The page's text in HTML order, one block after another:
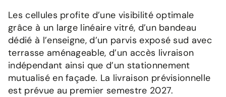
Les cellules profite d’une visibilité optimale
grâce à un large linéaire vitré, d’un bandeau
dédié à l’enseigne, d’un parvis exposé sud avec
terrasse aménageable, d’un accès livraison
indépendant ainsi que d’un stationnement
mutualisé en façade. La livraison prévisionnelle
est prévue au premier semestre 2027.